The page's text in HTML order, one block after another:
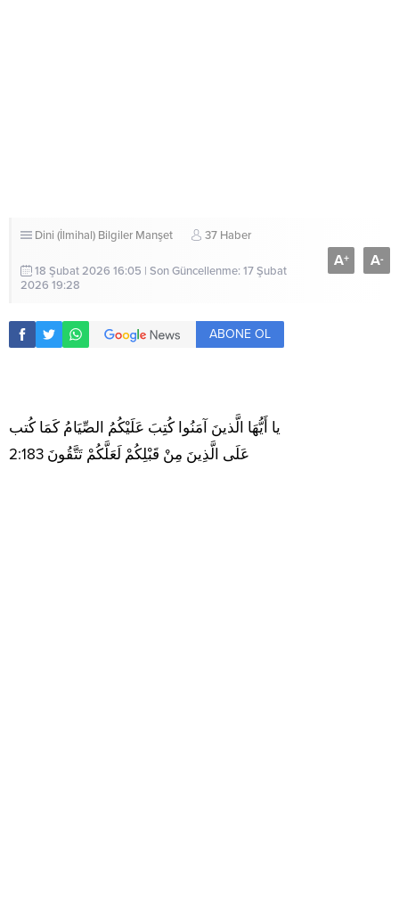
Dini (İlmihal) Bilgiler Manşet 37 Haber
18 Şubat 2026 16:05 | Son Güncellenme: 17 Şubat
2026 19:28
A+ A-
ABONE OL
يا أَيُّهَا الَّذينَ آمَنُوا كُتِبَ عَلَيْكُمُ الصِّيَامُ كَمَا كُتب
عَلَى الَّذِينَ مِنْ قَبْلِكُمْ لَعَلَّكُمْ تَتَّقُونَ 2:183